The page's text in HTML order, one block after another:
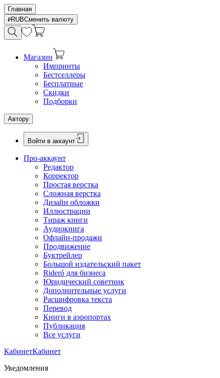
Главная
RUBСменить валюту
Магазин
Импринты
Бестселлеры
Бесплатные
Скидки
Подборки
Автору
Войти в аккаунт
Про-аккаунт
Редактор
Корректор
Простая верстка
Сложная верстка
Дизайн обложки
Иллюстрации
Тираж книги
Аудиокнига
Офлайн-продажи
Продвижение
Буктрейлер
Большой издательский пакет
Rideró для бизнеса
Юридический советник
Дополнительные услуги
Расшифровка текста
Перевод
Книги в аэропортах
Публикация
Все услуги
КабинетКабинет
Уведомления